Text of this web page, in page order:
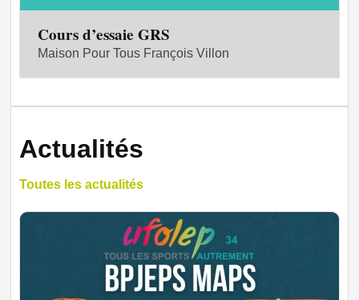
Cours d’essaie GRS
Maison Pour Tous François Villon
Actualités
Toutes les actualités